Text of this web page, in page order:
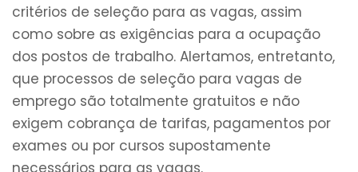
critérios de seleção para as vagas, assim
como sobre as exigências para a ocupação
dos postos de trabalho. Alertamos, entretanto,
que processos de seleção para vagas de
emprego são totalmente gratuitos e não
exigem cobrança de tarifas, pagamentos por
exames ou por cursos supostamente
necessários para as vagas.